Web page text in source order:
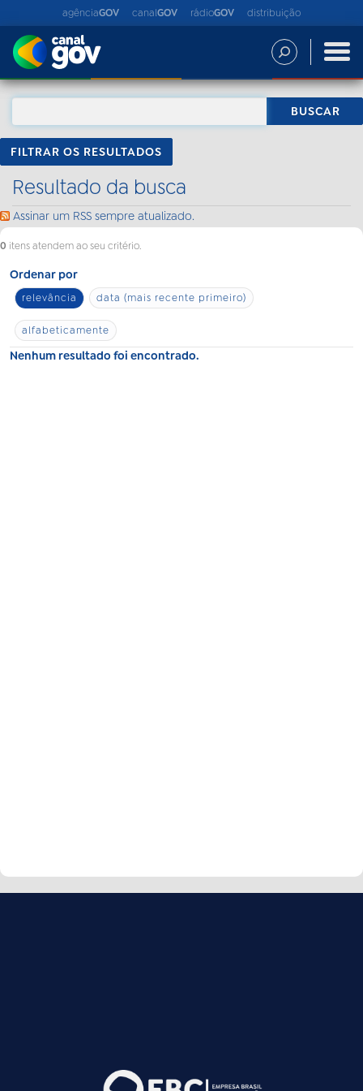
agênciaGOV canalGOV rádioGOV distribuição
FILTRAR OS RESULTADOS
Resultado da busca
Assinar um RSS sempre atualizado.
0 itens atendem ao seu critério.
Ordenar por
relevância data (mais recente primeiro)
alfabeticamente
Nenhum resultado foi encontrado.